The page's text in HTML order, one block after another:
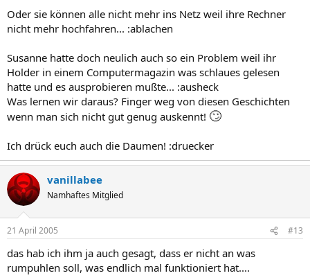
Oder sie können alle nicht mehr ins Netz weil ihre Rechner
nicht mehr hochfahren... :ablachen
Susanne hatte doch neulich auch so ein Problem weil ihr
Holder in einem Computermagazin was schlaues gelesen
hatte und es ausprobieren mußte... :ausheck
Was lernen wir daraus? Finger weg von diesen Geschichten
wenn man sich nicht gut genug auskennt! 🙄
Ich drück euch auch die Daumen! :druecker
vanillabee
Namhaftes Mitglied
21 April 2005 #13
das hab ich ihm ja auch gesagt, dass er nicht an was
rumpuhlen soll, was endlich mal funktioniert hat....